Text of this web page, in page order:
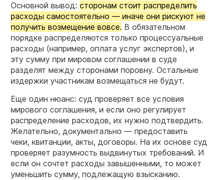
Основной вывод: сторонам стоит распределить
расходы самостоятельно — иначе они рискуют не
получить возмещение вовсе. В обязательном
порядке распределяются только процессуальные
расходы (например, оплата услуг экспертов), и
эту сумму при мировом соглашении в суде
разделят между сторонами поровну. Остальные
издержки участникам возмещаться не будут.
Еще один нюанс: суд проверяет все условия
мирового соглашения, и если оно регулирует
распределение расходов, их нужно подтвердить.
Желательно, документально — предоставить
чеки, квитанции, акты, договоры. На их основе суд
проверяет разумность выдвинутых требований. И
если он сочтет расходы завышенными, то может
уменьшить сумму, подлежащую взысканию.